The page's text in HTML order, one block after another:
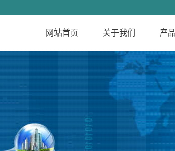
网站首页 关于我们
公司简介
联系我们
企业文化
产
天津智
天津回
天津化
天津污
天津